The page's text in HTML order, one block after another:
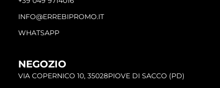
INFO@ERREBIPROMO.IT
WHATSAPP
NEGOZIO
VIA COPERNICO 10, 35028PIOVE DI SACCO (PD)